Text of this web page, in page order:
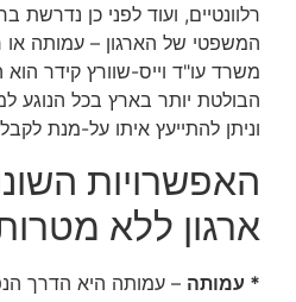
רלוונטיים, ועוד לפני כן נדרשת
המשפטי של הארגון – עמותה או
משרד עו"ד וייס-שוורץ קידר
הבולטת יותר בארץ בכל הנוגע
וניתן להתייעץ איתו על-מנת
האפשרויות
ארגון ללא
* עמותה – עמותה היא הדרך